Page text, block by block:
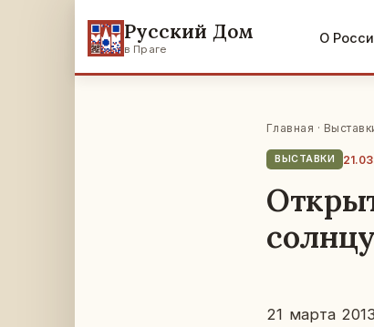
Русский Дом
в Праге
О
Главная ·
ВЫСТАВКИ
21 марта